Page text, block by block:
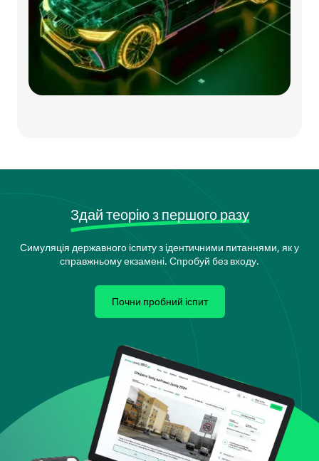
Здай теорію з першого разу
Симуляція державного іспиту з ідентичними питаннями, як у
справжньому екзамені. Спробуй без входу.
Почни пробний іспит